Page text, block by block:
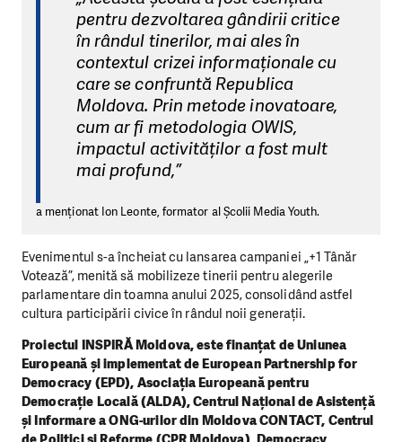
pentru dezvoltarea gândirii critice
în rândul tinerilor, mai ales în
contextul crizei informaționale cu
care se confruntă Republica
Moldova. Prin metode inovatoare,
cum ar fi metodologia OWIS,
impactul activităților a fost mult
mai profund,”
a menționat Ion Leonte, formator al Școlii Media Youth.
Evenimentul s-a încheiat cu lansarea campaniei „+1 Tânăr
Votează”, menită să mobilizeze tinerii pentru alegerile
parlamentare din toamna anului 2025, consolidând astfel
cultura participării civice în rândul noii generații.
Proiectul INSPIRĂ Moldova, este finanțat de Uniunea
Europeană și implementat de European Partnership for
Democracy (EPD), Asociația Europeană pentru
Democrație Locală (ALDA), Centrul Naţional de Asistenţă
şi Informare a ONG-urilor din Moldova CONTACT, Centrul